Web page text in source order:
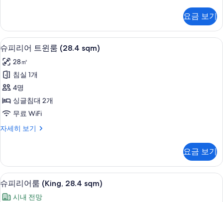
두
보
기
룸
(King,
26
sqm)
자
세
히
보
기
요금 보기
슈
피
리
어
트
윈
(28.4
진
모
두
슈피리어 트윈룸 (28.4 sqm) | 오리/거
12
슈피리어 트윈룸 (28.4 sqm)
28㎡
침실 1개
4명
싱글침대 2개
무료 WiFi
자세히 보기
슈
트
윈
룸
(28.4
sqm)
요금 보기
슈
피
슈피리어룸 (King, 28.4 sqm) | 오리/
15
슈피리어룸 (King, 28.4 sqm)
시내 전망